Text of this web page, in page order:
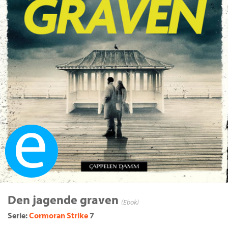
Ebok
Den jagende graven (Ebok)
Serie:Cormoran Strike7